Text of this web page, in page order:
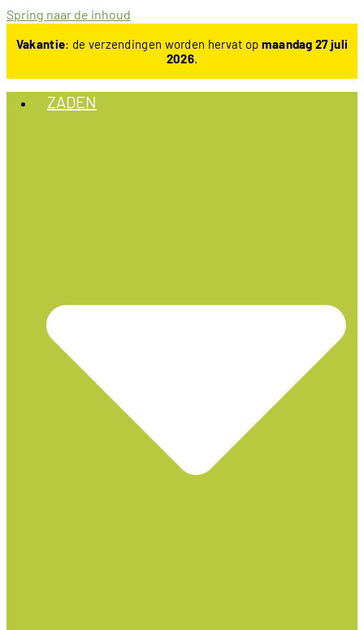
Spring naar de inhoud
Vakantie: de verzendingen worden hervat op maandag 27 juli
2026.
ZADEN